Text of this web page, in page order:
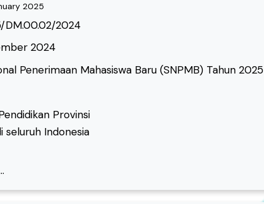
2025
DM.00.02/2024
2024
Penerimaan Mahasiswa Baru (SNPMB) Tahun 2025
Provinsi
seluruh Indonesia